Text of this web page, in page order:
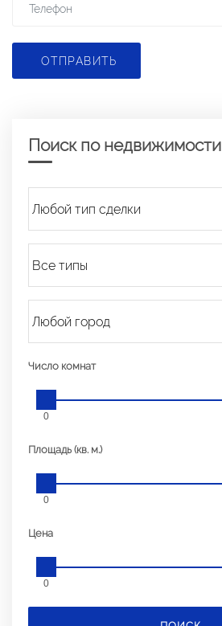
ОТПРАВИТЬ
Поиск по недвижимости
Число комнат
0
Площадь (кв. м.)
0
Цена
0